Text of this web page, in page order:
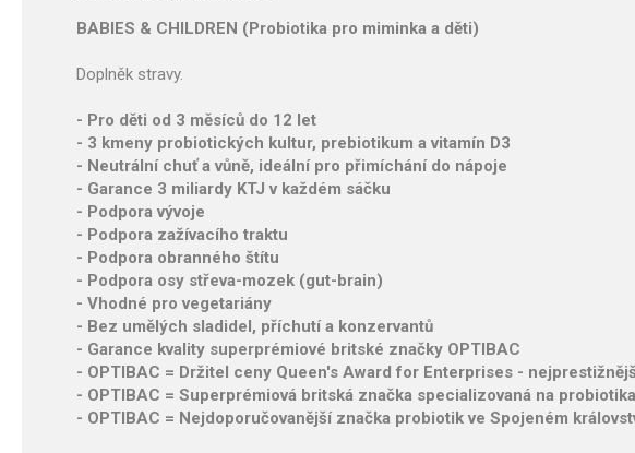
BABIES & CHILDREN (Probiotika pro miminka a děti)
Doplněk stravy.
- Pro děti od 3 měsíců do 12 let
- 3 kmeny probiotických kultur, prebiotikum a vitamín D3
- Neutrální chuť a vůně, ideální pro přimíchání do nápoje
- Garance 3 miliardy KTJ v každém sáčku
- Podpora vývoje
- Podpora zažívacího traktu
- Podpora obranného štítu
- Podpora osy střeva-mozek (gut-brain)
- Vhodné pro vegetariány
- Bez umělých sladidel, příchutí a konzervantů
- Garance kvality superprémiové britské značky OPTIBAC
- OPTIBAC = Držitel ceny Queen's Award for Enterprises -
- OPTIBAC = Superprémiová britská značka specializovaná na
- OPTIBAC = Nejdoporučovanější značka probiotik ve Spojeném